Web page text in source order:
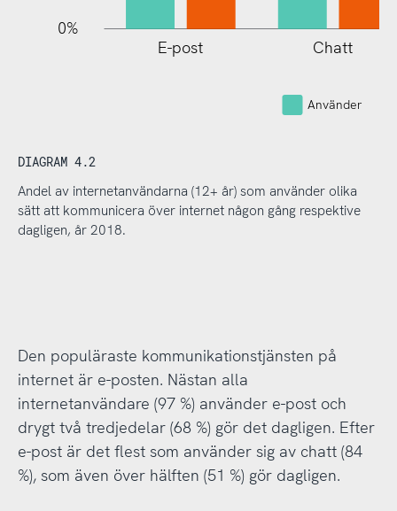
0%
E-post Chatt
Använder
DIAGRAM 4.2
Andel av internetanvändarna (12+ år) som använder olika
sätt att kommunicera över internet någon gång respektive
dagligen, år 2018.
Den populäraste kommunikationstjänsten på
internet är e-posten. Nästan alla
internetanvändare (97 %) använder e-post och
drygt två tredjedelar (68 %) gör det dagligen. Efter
e-post är det flest som använder sig av chatt (84
%), som även över hälften (51 %) gör dagligen.